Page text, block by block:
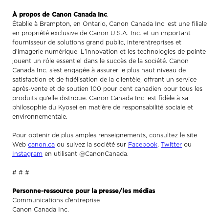
À propos de Canon Canada Inc.
Établie à Brampton, en Ontario, Canon Canada Inc. est une filiale
en propriété exclusive de Canon U.S.A. Inc. et un important
fournisseur de solutions grand public, interentreprises et
d’imagerie numérique. L’innovation et les technologies de pointe
jouent un rôle essentiel dans le succès de la société. Canon
Canada Inc. s’est engagée à assurer le plus haut niveau de
satisfaction et de fidélisation de la clientèle, offrant un service
après-vente et de soutien 100 pour cent canadien pour tous les
produits qu’elle distribue. Canon Canada Inc. est fidèle à sa
philosophie du Kyosei en matière de responsabilité sociale et
environnementale.
Pour obtenir de plus amples renseignements, consultez le site
Web canon.ca ou suivez la société sur Facebook, Twitter ou
Instagram en utilisant @CanonCanada.
# # #
Personne-ressource pour la presse/les médias
Communications d’entreprise
Canon Canada Inc.